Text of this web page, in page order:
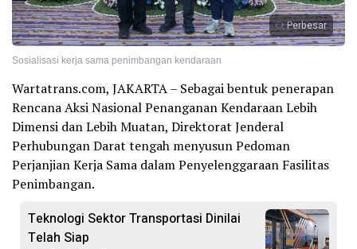
Perbesar
Sosialisasi kerja sama penimbangan kendaraan
Wartatrans.com, JAKARTA – Sebagai bentuk penerapan
Rencana Aksi Nasional Penanganan Kendaraan Lebih
Dimensi dan Lebih Muatan, Direktorat Jenderal
Perhubungan Darat tengah menyusun Pedoman
Perjanjian Kerja Sama dalam Penyelenggaraan Fasilitas
Penimbangan.
Teknologi Sektor Transportasi Dinilai
Telah Siap